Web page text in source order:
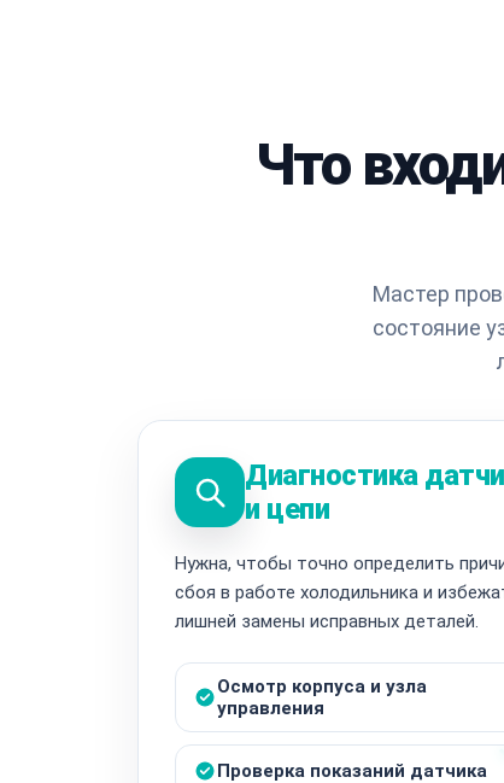
Что
Мастер
состояние
Диагностика
и цепи
Нужна, чтобы точно определить
сбоя в работе холодильника и
лишней замены исправных деталей.
Осмотр корпуса и узла
управления
Проверка показаний датчика